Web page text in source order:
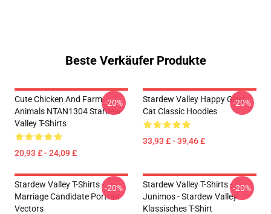
Beste Verkäufer Produkte
Cute Chicken And Farm
Animals NTAN1304 Stardew
Valley T-Shirts
20,93 £ - 24,09 £
-20%
Stardew Valley Happy Grey
Cat Classic Hoodies
33,93 £ - 39,46 £
-20%
Stardew Valley T-Shirts -
Marriage Candidate Portrait
Vectors
-20%
Stardew Valley T-Shirts -
Junimos - Stardew Valley
Klassisches T-Shirt
-20%